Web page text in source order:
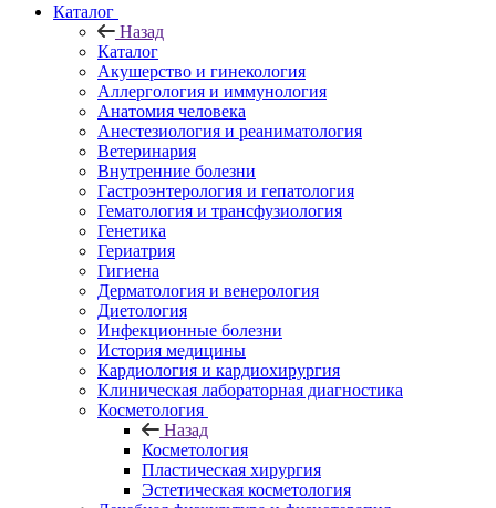
Каталог
Назад
Каталог
Акушерство и гинекология
Аллергология и иммунология
Анатомия человека
Анестезиология и реаниматология
Ветеринария
Внутренние болезни
Гастроэнтерология и гепатология
Гематология и трансфузиология
Генетика
Гериатрия
Гигиена
Дерматология и венерология
Диетология
Инфекционные болезни
История медицины
Кардиология и кардиохирургия
Клиническая лабораторная диагностика
Косметология
Назад
Косметология
Пластическая хирургия
Эстетическая косметология